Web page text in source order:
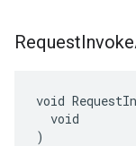
RequestInvoke
void
  void
)